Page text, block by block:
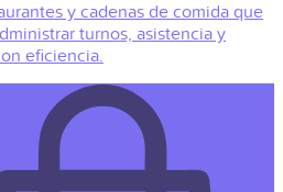
y cadenas de comida que
turnos, asistencia y
eficiencia.